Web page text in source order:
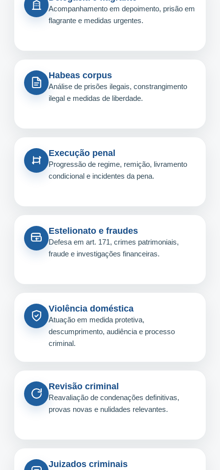
Acompanhamento em depoimento, prisão em
flagrante e medidas urgentes.
Habeas corpus
Análise de prisões ilegais, constrangimento
ilegal e medidas de liberdade.
Execução penal
Progressão de regime, remição, livramento
condicional e incidentes da pena.
Estelionato e fraudes
Defesa em art. 171, crimes patrimoniais,
fraude e investigações financeiras.
Violência doméstica
Atuação em medida protetiva,
descumprimento, audiência e processo
criminal.
Revisão criminal
Reavaliação de condenações definitivas,
provas novas e nulidades relevantes.
Juizados criminais